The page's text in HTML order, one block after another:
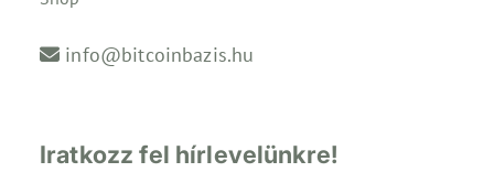
info@bitcoinbazis.hu
Iratkozz fel hírlevelünkre!